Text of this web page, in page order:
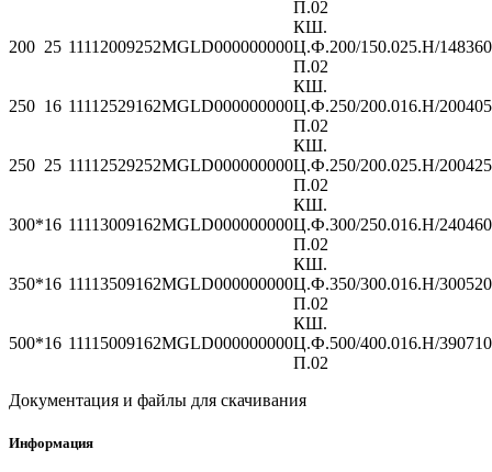
П.02
200 25 11112009252MGLD000000000
КШ.
Ц.Ф.200/150.025.Н/
П.02
148360
250 16 11112529162MGLD000000000
КШ.
Ц.Ф.250/200.016.Н/
П.02
200405
250 25 11112529252MGLD000000000
КШ.
Ц.Ф.250/200.025.Н/
П.02
200425
300*16 11113009162MGLD000000000
КШ.
Ц.Ф.300/250.016.Н/
П.02
240460
350*16 11113509162MGLD000000000
КШ.
Ц.Ф.350/300.016.Н/
П.02
300520
500*16 11115009162MGLD000000000
КШ.
Ц.Ф.500/400.016.Н/
П.02
390710
Документация и файлы для скачивания
Информация